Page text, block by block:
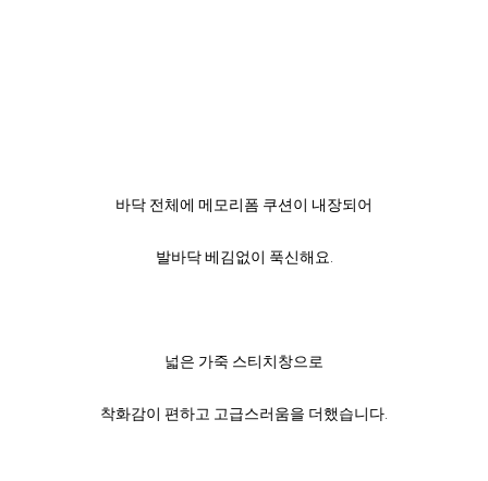
바닥 전체에 메모리폼 쿠션이 내장되어
발바닥 베김없이 푹신해요.
넓은 가죽 스티치창으로
착화감이 편하고 고급스러움을 더했습니다.